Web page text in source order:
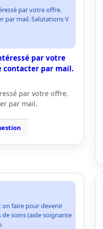
par votre offre.
par mail. Salutations V
par votre
contacter par mail.
par votre offre.
par mail.
on faire pour devenir
soins (aide soignante